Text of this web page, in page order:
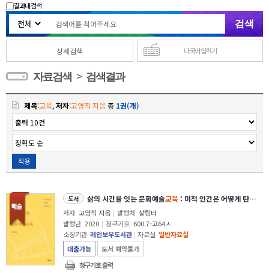
결과내 검색
상세검색 다국어 입력기
자료검색 > 검색결과
제목:교육,저자:고영직 지음총 1권(개)
적용
도서 삶의 시간을 잇는 문화예술교육 : 미적 인간은 어떻게 탄생하는가
저자 고영직 지음 | 발행처 살림터
발행년 2020 | 청구기호 600.7-고64ㅅ
소장기관 레인보우도서관 | 자료실 일반자료실
대출가능
도서 예약불가
청구기호 출력